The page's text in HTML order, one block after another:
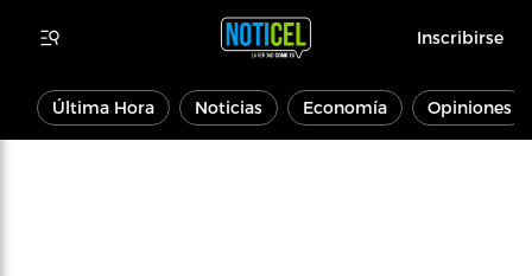
Inscribirse
Última Hora Noticias Economía Opiniones